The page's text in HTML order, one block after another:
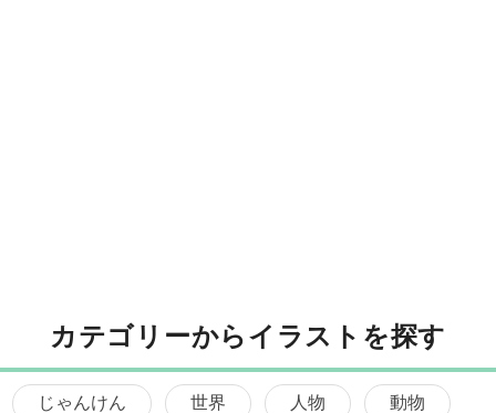
カテゴリーからイラストを探す
じゃんけん 世界 人物 動物